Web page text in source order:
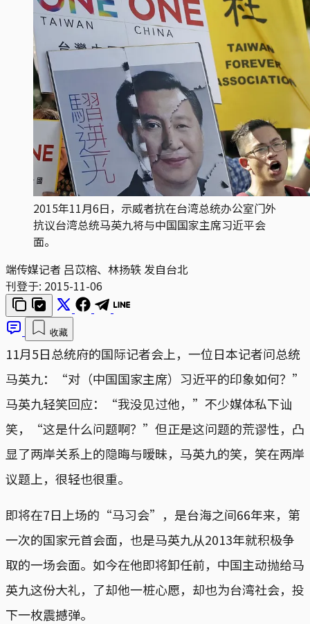
2015年11月6日，示威者抗在台湾总统办公室门外
抗议台湾总统马英九将与中国国家主席习近平会
面。
端传媒记者 吕苡榕、林扬轶 发自台北
刊登于: 2015-11-06
收藏
11月5日总统府的国际记者会上，一位日本记者问总统
马英九：“对（中国国家主席）习近平的印象如何？”
马英九轻笑回应：“我没见过他，”不少媒体私下讪
笑，“这是什么问题啊？”但正是这问题的荒谬性，凸
显了两岸关系上的隐晦与暧昧，马英九的笑，笑在两岸
议题上，很轻也很重。
即将在7日上场的“马习会”，是台海之间66年来，第
一次的国家元首会面，也是马英九从2013年就积极争
取的一场会面。如今在他即将卸任前，中国主动抛给马
英九这份大礼，了却他一桩心愿，却也为台湾社会，投
下一枚震撼弹。